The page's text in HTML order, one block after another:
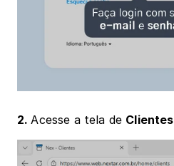
2. Acesse a tela de Clientes